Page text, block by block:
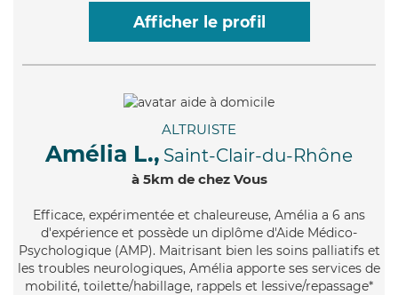
Afficher le profil
ALTRUISTE
Amélia L., Saint-Clair-du-Rhône
à 5km de chez Vous
Efficace, expérimentée et chaleureuse, Amélia a 6 ans
d'expérience et possède un diplôme d'Aide Médico-
Psychologique (AMP). Maitrisant bien les soins palliatifs et
les troubles neurologiques, Amélia apporte ses services de
mobilité, toilette/habillage, rappels et lessive/repassage*